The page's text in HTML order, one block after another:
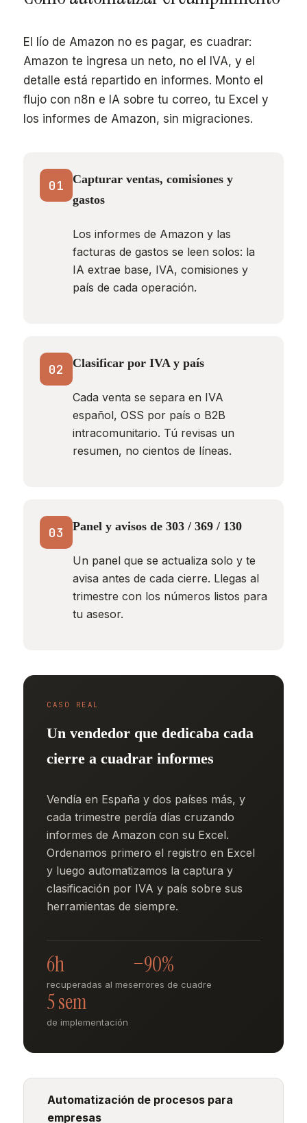
El lío de Amazon no es pagar, es cuadrar:
Amazon te ingresa un neto, no el IVA, y el
detalle está repartido en informes. Monto el
flujo con n8n e IA sobre tu correo, tu Excel y
los informes de Amazon, sin migraciones.
01
Capturar ventas, comisiones y
gastos
Los informes de Amazon y las
facturas de gastos se leen solos: la
IA extrae base, IVA, comisiones y
país de cada operación.
02 Clasificar por IVA y país
Cada venta se separa en IVA
español, OSS por país o B2B
intracomunitario. Tú revisas un
resumen, no cientos de líneas.
03 Panel y avisos de 303 / 369 / 130
Un panel que se actualiza solo y te
avisa antes de cada cierre. Llegas al
trimestre con los números listos para
tu asesor.
CASO REAL
Un vendedor que dedicaba cada
cierre a cuadrar informes
Vendía en España y dos países más, y
cada trimestre perdía días cruzando
informes de Amazon con su Excel.
Ordenamos primero el registro en Excel
y luego automatizamos la captura y
clasificación por IVA y país sobre sus
herramientas de siempre.
6h
recuperadas al mes
−90%
errores de cuadre
5 sem
de implementación
Automatización de procesos para
empresas